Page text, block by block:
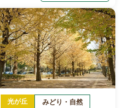
光が丘 みどり・自然